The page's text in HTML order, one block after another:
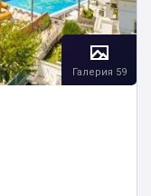
Галерия 59